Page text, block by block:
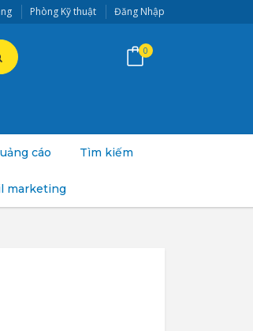
Phòng Kỹ thuật Đăng Nhập
0
cáo Tìm kiếm
marketing